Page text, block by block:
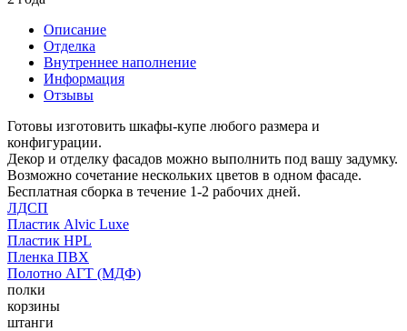
Описание
Отделка
Внутреннее наполнение
Информация
Отзывы
Готовы изготовить шкафы-купе любого размера и
конфигурации.
Декор и отделку фасадов можно выполнить под вашу задумку.
Возможно сочетание нескольких цветов в одном фасаде.
Бесплатная сборка в течение 1-2 рабочих дней.
ЛДСП
Пластик Alvic Luxe
Пластик HPL
Пленка ПВХ
Полотно АГТ (МДФ)
полки
корзины
штанги